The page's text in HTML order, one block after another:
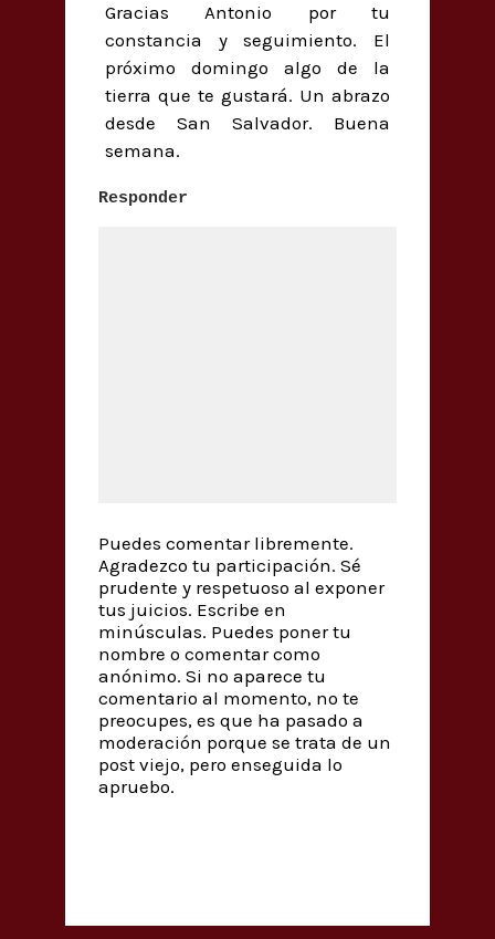
Gracias Antonio por tu
constancia y seguimiento. El
próximo domingo algo de la
tierra que te gustará. Un abrazo
desde San Salvador. Buena
semana.
Responder
Puedes comentar libremente.
Agradezco tu participación. Sé
prudente y respetuoso al exponer
tus juicios. Escribe en
minúsculas. Puedes poner tu
nombre o comentar como
anónimo. Si no aparece tu
comentario al momento, no te
preocupes, es que ha pasado a
moderación porque se trata de un
post viejo, pero enseguida lo
apruebo.